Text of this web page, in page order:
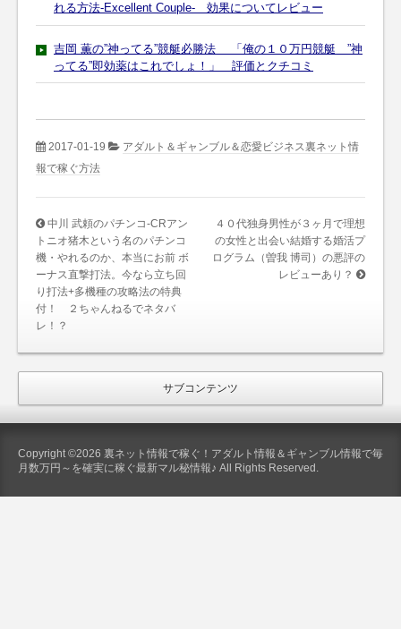
れる方法-Excellent Couple- 効果についてレビュー
吉岡 薫の”神ってる”競艇必勝法 「俺の１０万円競艇 ”神
ってる”即効薬はこれでしょ！」 評価とクチコミ
2017-01-19
アダルト＆ギャンブル＆恋愛ビジネス裏ネット情
報で稼ぐ方法
中川 武頼のパチンコ-CRアン
トニオ猪木という名のパチンコ
機・やれるのか、本当にお前 ボ
ーナス直撃打法。今なら立ち回
り打法+多機種の攻略法の特典
付！ ２ちゃんねるでネタバ
レ！？
４０代独身男性が３ヶ月で理想
の女性と出会い結婚する婚活プ
ログラム（曽我 博司）の悪評の
レビューあり？
サブコンテンツ
Copyright ©2026 裏ネット情報で稼ぐ！アダルト情報＆ギャンブル情報で毎
月数万円～を確実に稼ぐ最新マル秘情報♪ All Rights Reserved.